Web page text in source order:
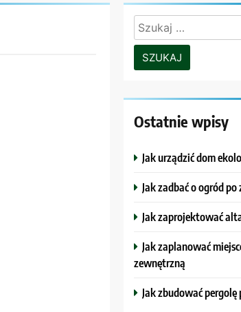
Szukaj:
Ostatnie wpisy
Jak urządzić dom
Jak zadbać o ogród
Jak zaprojektować
Jak zaplanować
zewnętrzną
Jak zbudować